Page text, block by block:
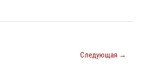
Следующая →